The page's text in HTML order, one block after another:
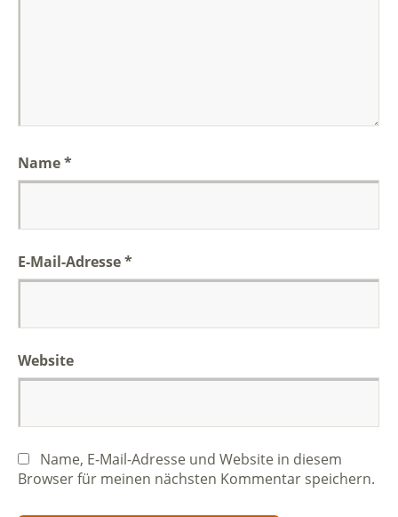
Name*
E-Mail-Adresse*
Website
Name, E-Mail-Adresse und Website in diesem
Browser für meinen nächsten Kommentar speichern.